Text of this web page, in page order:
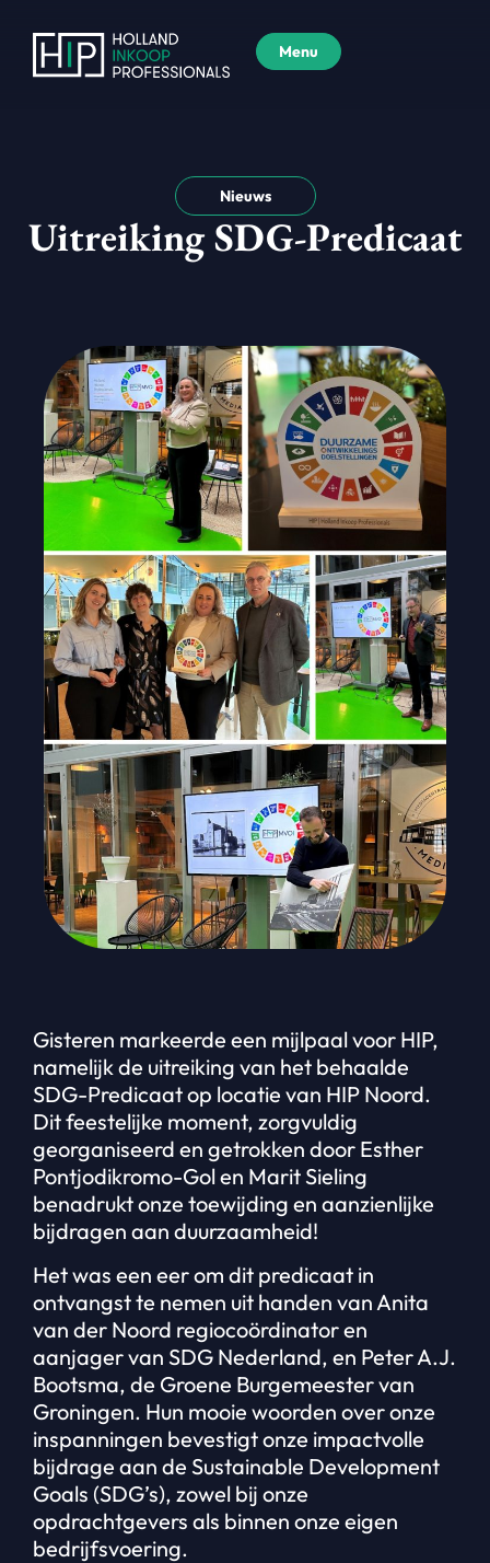
Menu
Nieuws
Uitreiking SDG-Predicaat
Gisteren markeerde een mijlpaal voor HIP,
namelijk de uitreiking van het behaalde
SDG-Predicaat op locatie van HIP Noord.
Dit feestelijke moment, zorgvuldig
georganiseerd en getrokken door Esther
Pontjodikromo-Gol en Marit Sieling
benadrukt onze toewijding en aanzienlijke
bijdragen aan duurzaamheid!
Het was een eer om dit predicaat in
ontvangst te nemen uit handen van Anita
van der Noord regiocoördinator en
aanjager van SDG Nederland, en Peter A.J.
Bootsma, de Groene Burgemeester van
Groningen. Hun mooie woorden over onze
inspanningen bevestigt onze impactvolle
bijdrage aan de Sustainable Development
Goals (SDG’s), zowel bij onze
opdrachtgevers als binnen onze eigen
bedrijfsvoering.